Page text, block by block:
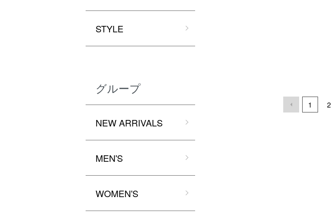
1 2
STYLE
グループ
NEW ARRIVALS
MEN'S
WOMEN'S